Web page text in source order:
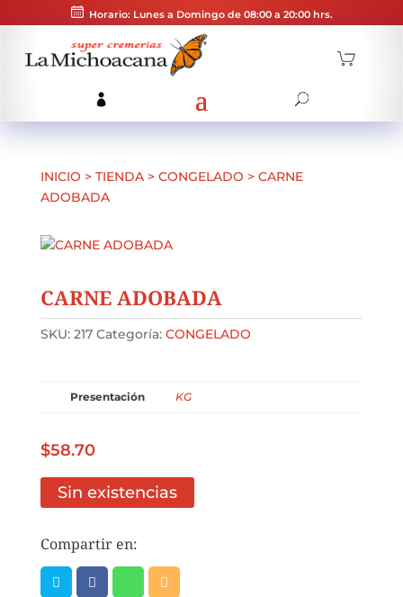
Horario: Lunes a Domingo de 08:00 a 20:00 hrs.
INICIO > TIENDA> CONGELADO > CARNE
ADOBADA
CARNE ADOBADA
SKU: 217 Categoría: CONGELADO
Presentación KG
$58.70
Sin existencias
Compartir en: